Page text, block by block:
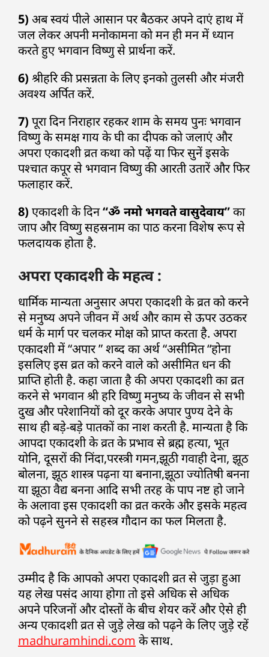
5) अब स्वयं पीले आसान पर बैठकर अपने दाएं हाथ में
जल लेकर अपनी मनोकामना को मन ही मन में ध्यान
करते हुए भगवान विष्णु से प्रार्थना करें.
6) श्रीहरि की प्रसन्नता के लिए इनको तुलसी और मंजरी
अवश्य अर्पित करें.
7) पूरा दिन निराहार रहकर शाम के समय पुनः भगवान
विष्णु के समक्ष गाय के घी का दीपक को जलाएं और
अपरा एकादशी व्रत कथा को पढ़ें या फिर सुनें इसके
पश्चात कपूर से भगवान विष्णु की आरती उतारें और फिर
फलाहार करें.
8) एकादशी के दिन“ॐ नमो भगवते वासुदेवाय”का
जाप और विष्णु सहस्रनाम का पाठ करना विशेष रूप से
फलदायक होता है.
अपरा एकादशी के महत्व :
धार्मिक मान्यता अनुसार अपरा एकादशी के व्रत को करने
से मनुष्य अपने जीवन में अर्थ और काम से ऊपर उठकर
धर्म के मार्ग पर चलकर मोक्ष को प्राप्त करता है. अपरा
एकादशी में “अपार ” शब्द का अर्थ “असीमित “होना
इसलिए इस व्रत को करने वाले को असीमित धन की
प्राप्ति होती है. कहा जाता है की अपरा एकादशी का व्रत
करने से भगवान श्री हरि विष्णु मनुष्य के जीवन से सभी
दुख और परेशानियों को दूर करके अपार पुण्य देने के
साथ ही बड़े-बड़े पातकों का नाश करती है. मान्यता है कि
आपदा एकादशी के व्रत के प्रभाव से ब्रह्म हत्या, भूत
योनि, दूसरों की निंदा,परस्त्री गमन,झूठी गवाही देना, झूठ
बोलना, झूठ शास्त्र पढ़ना या बनाना,झूठा ज्योतिषी बनना
या झूठा वैद्य बनना आदि सभी तरह के पाप नष्ट हो जाने
के अलावा इस एकादशी का व्रत करके और इसके महत्व
को पढ़ने सुनने से सहस्त्र गौदान का फल मिलता है.
उम्मीद है कि आपको अपरा एकादशी व्रत से जुड़ा हुआ
यह लेख पसंद आया होगा तो इसे अधिक से अधिक
अपने परिजनों और दोस्तों के बीच शेयर करें और ऐसे ही
अन्य एकादशी व्रत से जुड़े लेख को पढ़ने के लिए जुड़े रहें
madhuramhindi.com के साथ.